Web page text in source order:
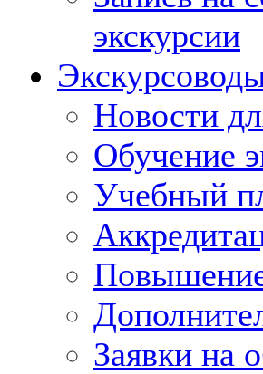
экскурсии
Новости
Обучение
Учебный
Повышение
Заявки на